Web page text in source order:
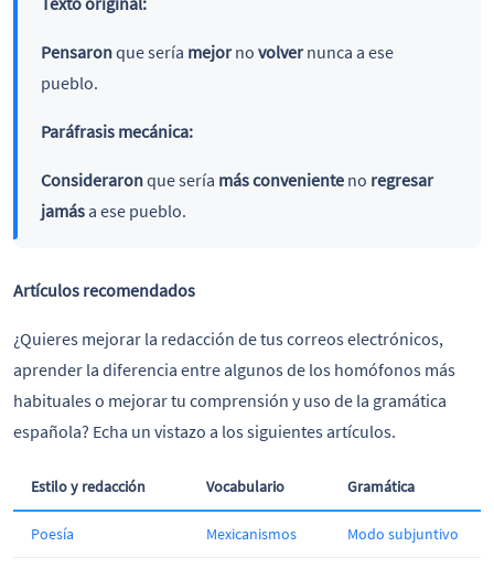
Pensaronque sería mejorno volvernunca a ese
pueblo.
Paráfrasis mecánica:
Consideraronque sería más convenienteno regresar
jamása ese pueblo.
Artículos recomendados
¿Quieres mejorar la redacción de tus correos electrónicos,
aprender la diferencia entre algunos de los homófonos más
habituales o mejorar tu comprensión y uso de la gramática
española? Echa un vistazo a los siguientes artículos.
Estilo y redacción Vocabulario Gramática
Poesía Mexicanismos Modo subjuntivo